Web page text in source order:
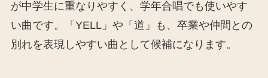
が中学生に重なりやすく、学年合唱でも使いやす
い曲です。「YELL」や「道」も、卒業や仲間との
別れを表現しやすい曲として候補になります。